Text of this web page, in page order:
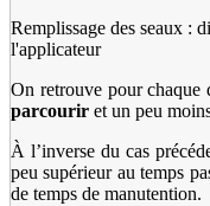
Remplissage des seaux :
l'applicateur
On retrouve pour chaque
parcourir et un peu
À l’inverse du cas
peu supérieur au temps
de temps de manutention.